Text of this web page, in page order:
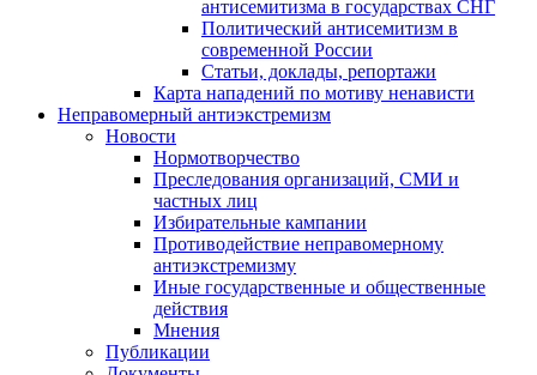
антисемитизма в государствах СНГ
Политический антисемитизм в
современной России
Статьи, доклады, репортажи
Карта нападений по мотиву ненависти
Неправомерный антиэкстремизм
Новости
Нормотворчество
Преследования организаций, СМИ и
частных лиц
Избирательные кампании
Противодействие неправомерному
антиэкстремизму
Иные государственные и общественные
действия
Мнения
Публикации